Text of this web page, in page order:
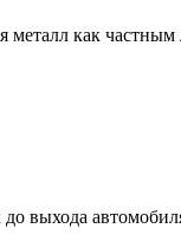
металл как
выхода